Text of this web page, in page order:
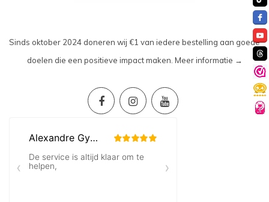
Sinds oktober 2024 doneren wij €1 van iedere bestelling aan goede
doelen die een positieve impact maken. Meer informatie →